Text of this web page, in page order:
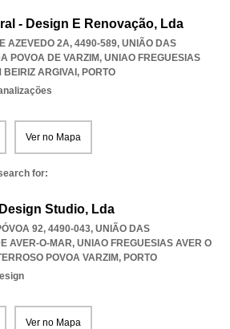
- Design E Renovação, Lda
AZEVEDO 2A, 4490-589, UNIÃO DAS
POVOA DE VARZIM, UNIAO FREGUESIAS
BEIRIZ ARGIVAI , PORTO
Ver no Mapa
for:
Studio, Lda
92, 4490-043, UNIÃO DAS
AVER-O-MAR, UNIAO FREGUESIAS AVER O
POVOA VARZIM, PORTO
Ver no Mapa